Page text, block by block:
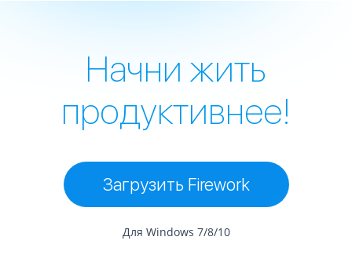
Начни жить
продуктивнее!
Загрузить Firework
Для Windows 7/8/10